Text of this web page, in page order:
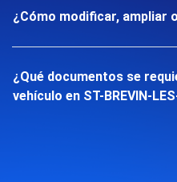
¿Cómo modificar, ampliar
¿Qué documentos se
vehículo en ST-BREVIN-